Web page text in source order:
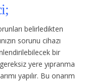
belirledikten
sorunu cihazı
bir
yere yıpranma
yapılır. Bu onarım